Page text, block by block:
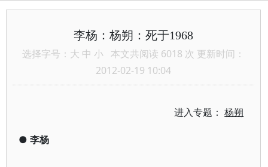
李杨：杨朔：死于1968
选择字号： 大 中 小 本文共阅读 6018 次 更新时间：
2012-02-19 10:04
进入专题：杨朔
● 李杨